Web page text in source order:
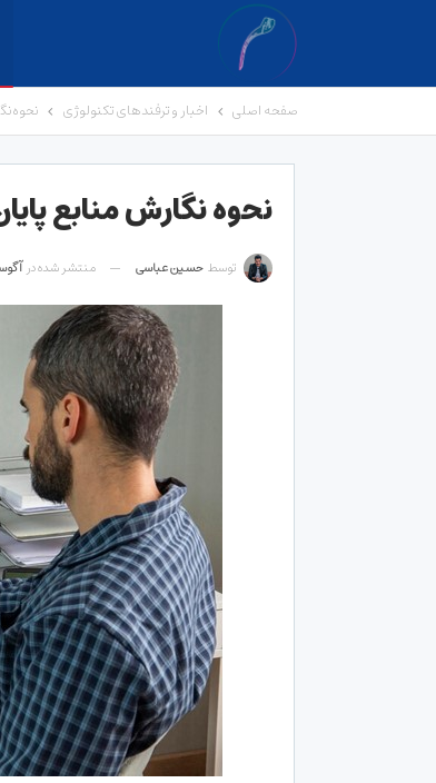
صفحه اصلی اخبار و ترفندهای تکنولوژی نحوه
نحوه نگارش منابع
توسط حسین عباسی منتشر شده در آگوست